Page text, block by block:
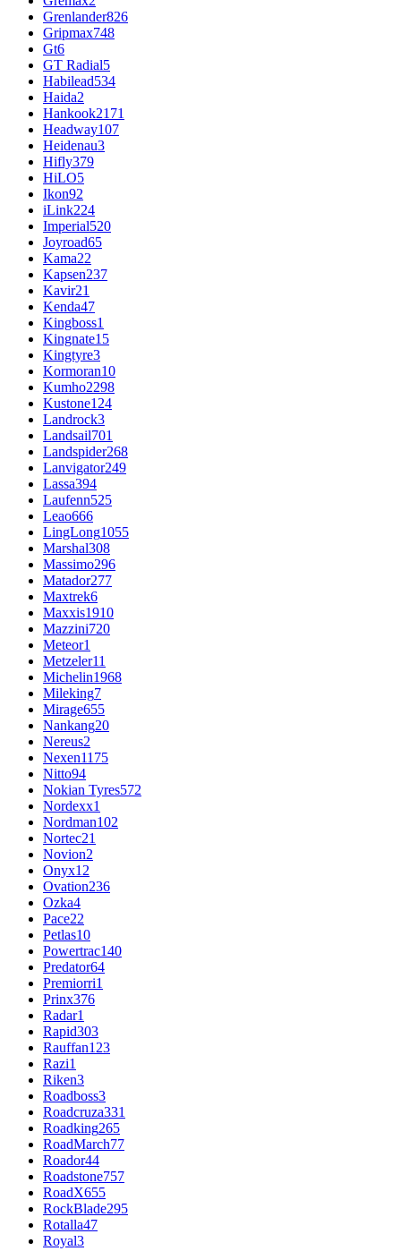
Grenlander826
Gripmax748
Gt6
GT Radial5
Habilead534
Haida2
Hankook2171
Headway107
Heidenau3
Hifly379
HiLO5
Ikon92
iLink224
Imperial520
Joyroad65
Kama22
Kapsen237
Kavir21
Kenda47
Kingboss1
Kingnate15
Kingtyre3
Kormoran10
Kumho2298
Kustone124
Landrock3
Landsail701
Landspider268
Lanvigator249
Lassa394
Laufenn525
Leao666
LingLong1055
Marshal308
Massimo296
Matador277
Maxtrek6
Maxxis1910
Mazzini720
Meteor1
Metzeler11
Michelin1968
Mileking7
Mirage655
Nankang20
Nereus2
Nexen1175
Nitto94
Nokian Tyres572
Nordexx1
Nordman102
Nortec21
Novion2
Onyx12
Ovation236
Ozka4
Pace22
Petlas10
Powertrac140
Predator64
Premiorri1
Prinx376
Radar1
Rapid303
Rauffan123
Razi1
Riken3
Roadboss3
Roadcruza331
Roadking265
RoadMarch77
Roador44
Roadstone757
RoadX655
RockBlade295
Rotalla47
Royal3